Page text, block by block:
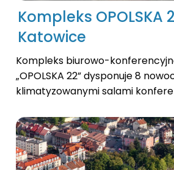
Kompleks OPOLSKA
Katowice
Kompleks biurowo-
„OPOLSKA 22” dysponuje 8
klimatyzowanymi salami